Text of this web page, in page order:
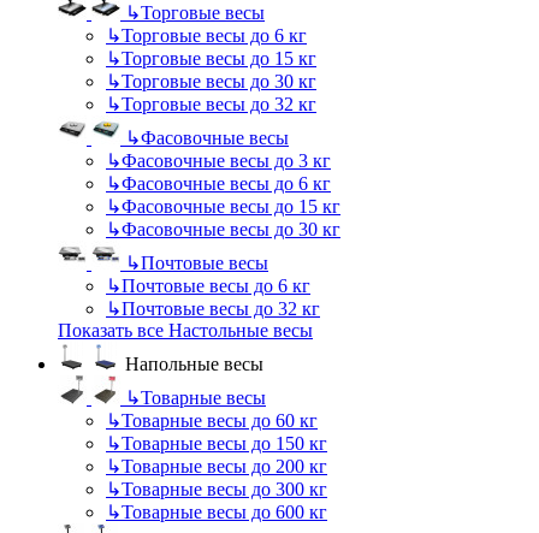
↳Торговые весы
↳Торговые весы до 6 кг
↳Торговые весы до 15 кг
↳Торговые весы до 30 кг
↳Торговые весы до 32 кг
↳Фасовочные весы
↳Фасовочные весы до 3 кг
↳Фасовочные весы до 6 кг
↳Фасовочные весы до 15 кг
↳Фасовочные весы до 30 кг
↳Почтовые весы
↳Почтовые весы до 6 кг
↳Почтовые весы до 32 кг
Показать все Настольные весы
Напольные весы
↳Товарные весы
↳Товарные весы до 60 кг
↳Товарные весы до 150 кг
↳Товарные весы до 200 кг
↳Товарные весы до 300 кг
↳Товарные весы до 600 кг